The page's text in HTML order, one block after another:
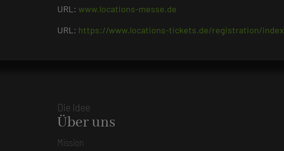
URL: www.locations-messe.de
URL: https://www.locations-tickets.de/registration/index
Die Idee
Über uns
Mission